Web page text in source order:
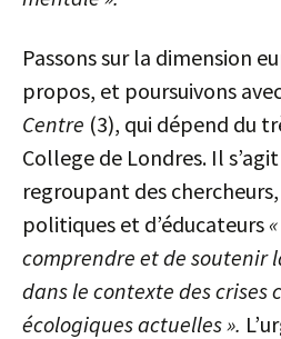
Passons sur la dimension
propos, et poursuivons
Centre (3), qui dépend du
College de Londres. Il
regroupant des
politiques et d’éducateurs
comprendre et de soutenir
dans le contexte des crises
écologiques actuelles ».